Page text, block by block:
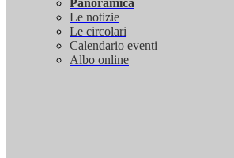
Panoramica
Le notizie
Le circolari
Calendario eventi
Albo online